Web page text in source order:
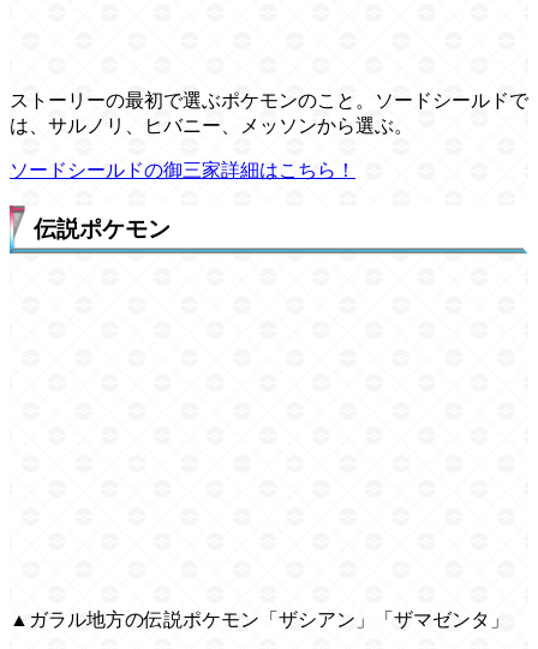
ストーリーの最初で選ぶポケモンのこと。ソードシールドで
は、サルノリ、ヒバニー、メッソンから選ぶ。
ソードシールドの御三家詳細はこちら！
伝説ポケモン
▲ガラル地方の伝説ポケモン「ザシアン」「ザマゼンタ」